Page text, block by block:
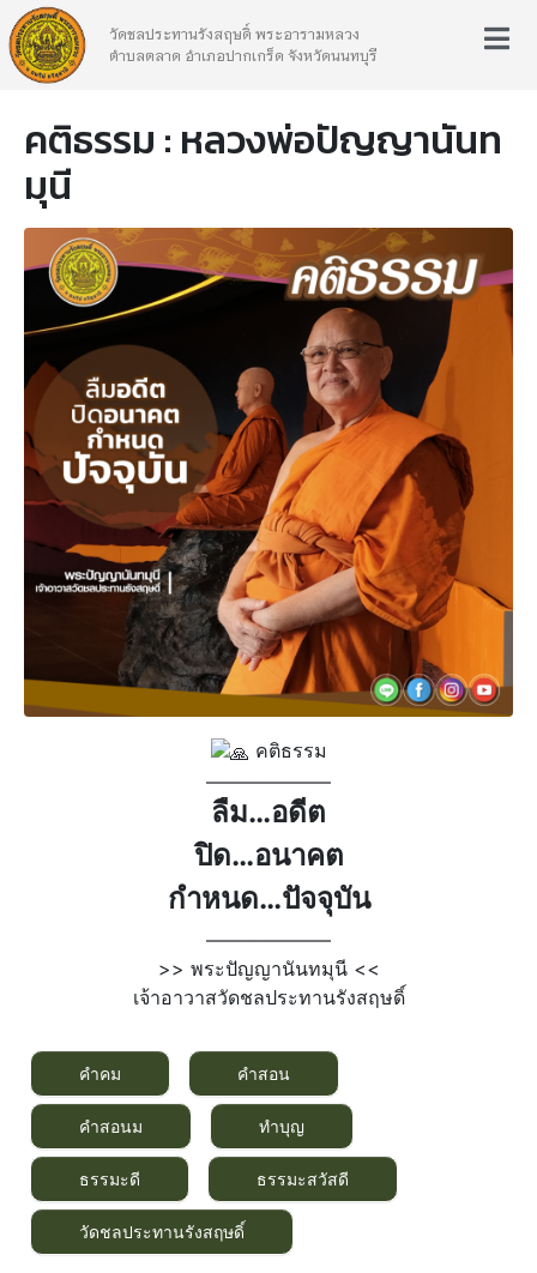
วัดชลประทานรังสฤษดิ์ พระอารามหลวง
ตำบลตลาด อำเภอปากเกร็ด จังหวัดนนทบุรี
คติธรรม : หลวงพ่อปัญญานันท
มุนี
คติธรรม
——————–
ลืม…อดีต
ปิด…อนาคต
กำหนด…ปัจจุบัน
——————–
>> พระปัญญานันทมุนี <<
เจ้าอาวาสวัดชลประทานรังสฤษดิ์
คำคม คำสอน
คำสอนม ทำบุญ
ธรรมะดี ธรรมะสวัสดี
วัดชลประทานรังสฤษดิ์